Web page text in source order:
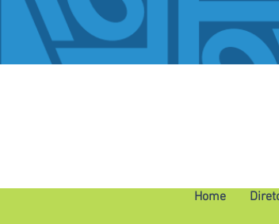
Home